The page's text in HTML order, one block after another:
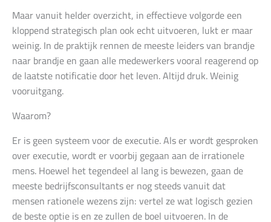
Maar vanuit helder overzicht, in effectieve volgorde een
kloppend strategisch plan ook echt uitvoeren, lukt er maar
weinig. In de praktijk rennen de meeste leiders van brandje
naar brandje en gaan alle medewerkers vooral reagerend op
de laatste notificatie door het leven. Altijd druk. Weinig
vooruitgang.
Waarom?
Er is geen systeem voor de executie. Als er wordt gesproken
over executie, wordt er voorbij gegaan aan de irrationele
mens. Hoewel het tegendeel al lang is bewezen, gaan de
meeste bedrijfsconsultants er nog steeds vanuit dat
mensen rationele wezens zijn: vertel ze wat logisch gezien
de beste optie is en ze zullen de boel uitvoeren. In de